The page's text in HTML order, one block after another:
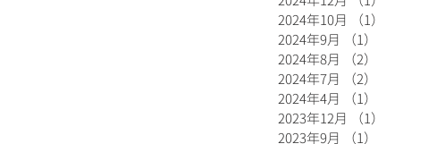
2024年10月
（1）
2024年9月
（1）
2024年8月
（2）
2024年7月
（2）
2024年4月
（1）
2023年12月
（1）
2023年9月
（1）